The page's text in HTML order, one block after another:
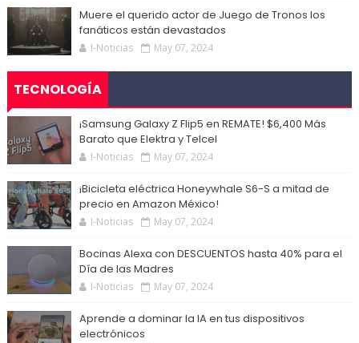
Muere el querido actor de Juego de Tronos los
fanáticos están devastados
I-Noticias May 07, 2024
TECNOLOGÍA
¡Samsung Galaxy Z Flip5 en REMATE! $6,400 Más
Barato que Elektra y Telcel
I-Noticias May 07, 2024
¡Bicicleta eléctrica Honeywhale S6-S a mitad de
precio en Amazon México!
I-Noticias May 07, 2024
Bocinas Alexa con DESCUENTOS hasta 40% para el
Día de las Madres
I-Noticias May 07, 2024
Aprende a dominar la IA en tus dispositivos
electrónicos